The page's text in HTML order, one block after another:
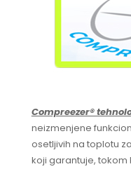
Compreezer®
neizmenjene
osetljivih na toplotu
koji garantuje,